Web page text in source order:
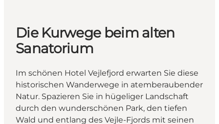
Die Kurwege beim alten
Sanatorium
Im schönen Hotel Vejlefjord erwarten Sie diese
historischen Wanderwege in atemberaubender
Natur. Spazieren Sie in hügeliger Landschaft
durch den wunderschönen Park, den tiefen
Wald und entlang des Vejle-Fjords mit seinen